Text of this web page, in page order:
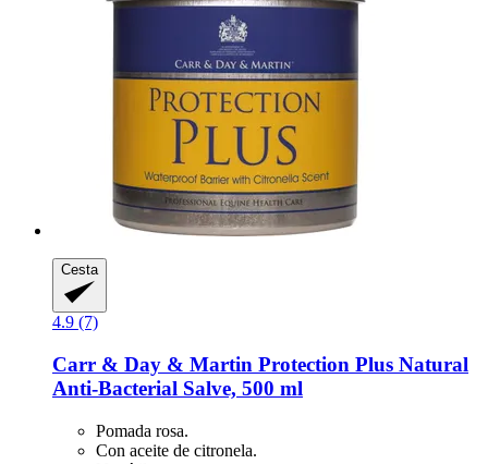
Cesta
4.9 (7)
Carr & Day & Martin Protection Plus Natural
Anti-​Bacterial Salve, 500 ml
Pomada rosa.
Con aceite de citronela.